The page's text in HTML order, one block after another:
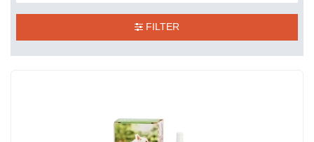
FILTER